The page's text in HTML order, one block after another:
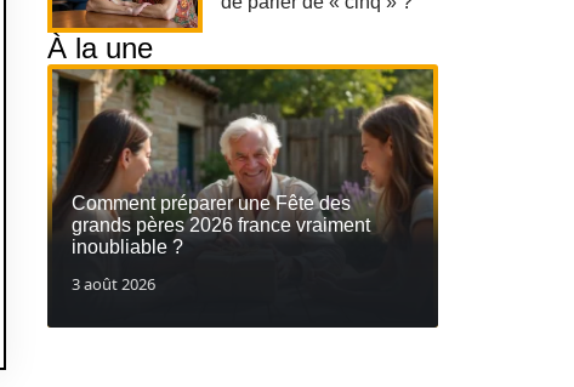
À la une
Comment préparer une Fête des
grands pères 2026 france vraiment
inoubliable ?
3 août 2026